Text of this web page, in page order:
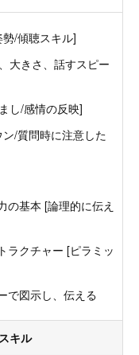
/傾聴スキル]
大きさ、話すスピー
し/感情の反映]
/質問時に注意した
の基本 [論理的に伝え
ラクチャー [ピラミッ
で図示し、伝える
キル